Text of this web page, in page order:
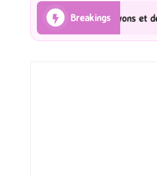
Breakings
Les Rayons et des ombres